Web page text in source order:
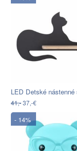
41,-37,-€
- 14%